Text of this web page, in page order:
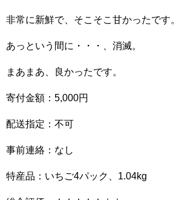
非常に新鮮で、そこそこ甘かったです。
あっという間に・・・、消滅。
まあまあ、良かったです。
寄付金額：5,000円
配送指定：不可
事前連絡：なし
特産品：いちご4パック、1.04kg